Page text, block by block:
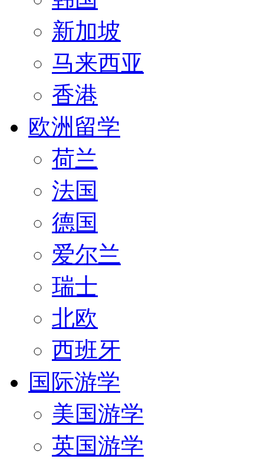
新加坡
马来西亚
香港
欧洲留学
荷兰
法国
德国
爱尔兰
瑞士
北欧
西班牙
国际游学
美国游学
英国游学